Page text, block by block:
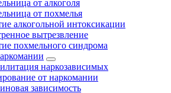
от алкоголя
от похмелья
алкогольной интоксикации
вытрезвление
похмельного синдрома
наркозависимых
от наркомании
зависимость